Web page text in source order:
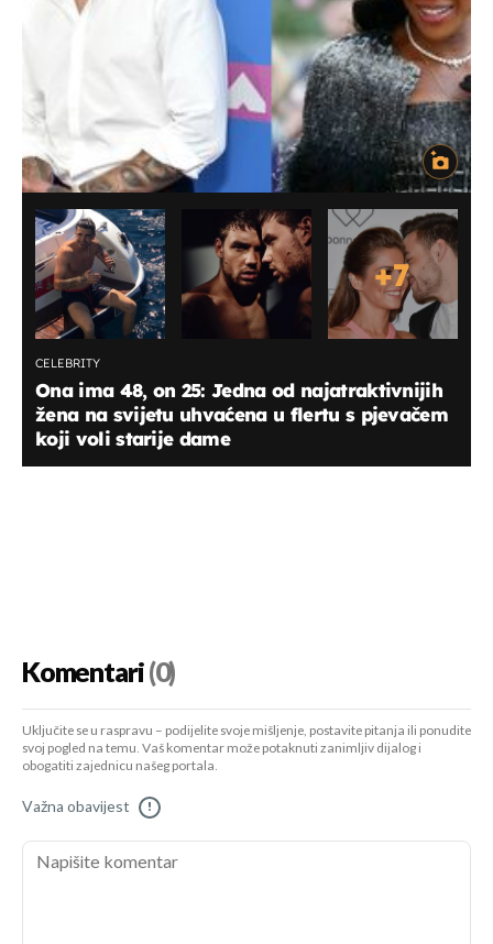
+7
CELEBRITY
Ona ima 48, on 25: Jedna od najatraktivnijih
žena na svijetu uhvaćena u flertu s pjevačem
koji voli starije dame
Komentari(0)
Uključite se u raspravu – podijelite svoje mišljenje, postavite pitanja ili ponudite
svoj pogled na temu. Vaš komentar može potaknuti zanimljiv dijalog i
obogatiti zajednicu našeg portala.
Važna obavijest !